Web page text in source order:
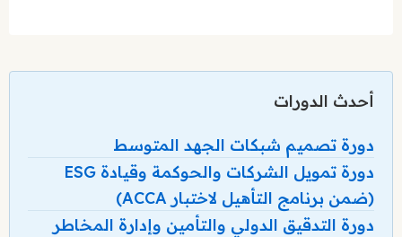
أحدث الدورات
دورة تصميم شبكات الجهد المتوسط
دورة تمويل الشركات والحوكمة وقيادة ESG
(ضمن برنامج التأهيل لاختبار ACCA)
دورة التدقيق الدولي والتأمين وإدارة المخاطر